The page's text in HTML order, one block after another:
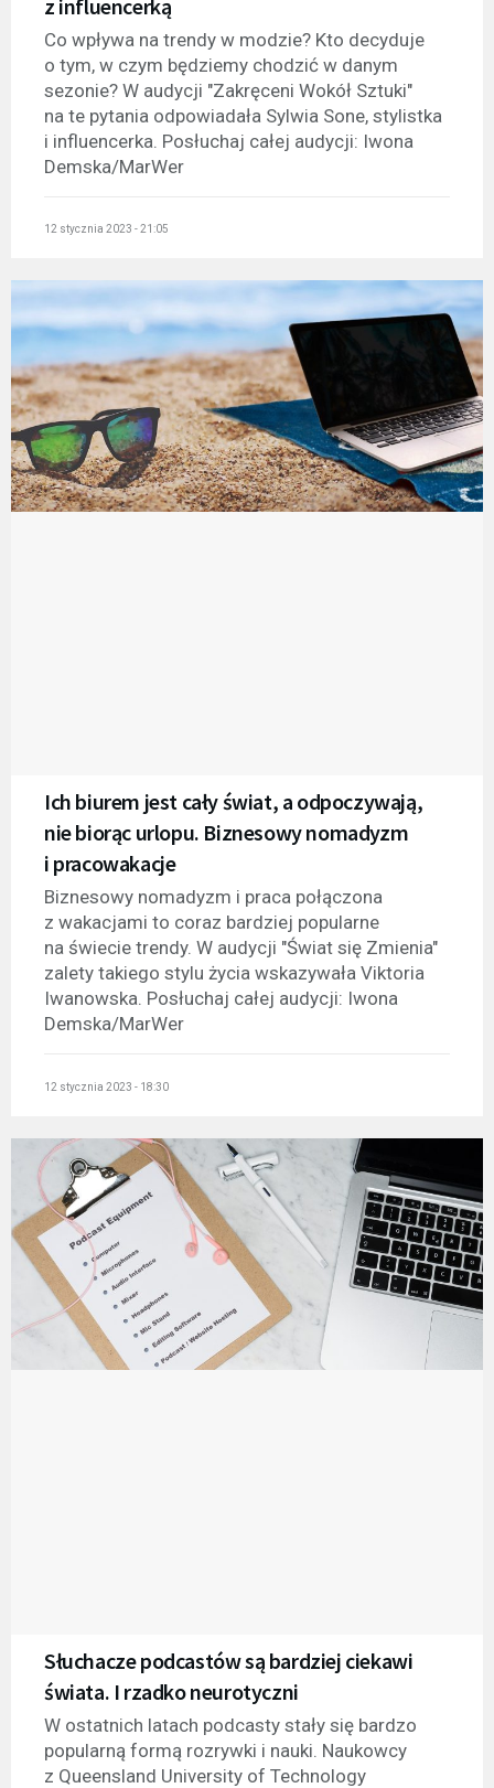
z influencerką
Co wpływa na trendy w modzie? Kto decyduje
o tym, w czym będziemy chodzić w danym
sezonie? W audycji "Zakręceni Wokół Sztuki"
na te pytania odpowiadała Sylwia Sone, stylistka
i influencerka. Posłuchaj całej audycji: Iwona
Demska/MarWer
12 stycznia 2023 - 21:05
Ich biurem jest cały świat, a odpoczywają,
nie biorąc urlopu. Biznesowy nomadyzm
i pracowakacje
Biznesowy nomadyzm i praca połączona
z wakacjami to coraz bardziej popularne
na świecie trendy. W audycji "Świat się Zmienia"
zalety takiego stylu życia wskazywała Viktoria
Iwanowska. Posłuchaj całej audycji: Iwona
Demska/MarWer
12 stycznia 2023 - 18:30
Słuchacze podcastów są bardziej ciekawi
świata. I rzadko neurotyczni
W ostatnich latach podcasty stały się bardzo
popularną formą rozrywki i nauki. Naukowcy
z Queensland University of Technology